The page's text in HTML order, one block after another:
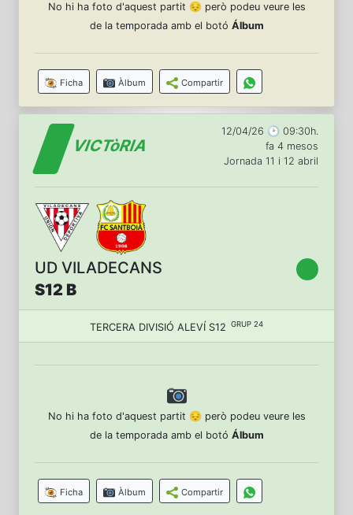
No hi ha foto d'aquest partit 😔 però podeu veure les
de la temporada amb el botó Álbum
Ficha Àlbum Compartir
VICTòRIA
12/04/26 🕑 09:30h.
fa 4 mesos
Jornada 11 i 12 abril
UD VILADECANS
S12 B
TERCERA DIVISIÓ ALEVÍ S12 GRUP 24
No hi ha foto d'aquest partit 😔 però podeu veure les
de la temporada amb el botó Álbum
Ficha Àlbum Compartir